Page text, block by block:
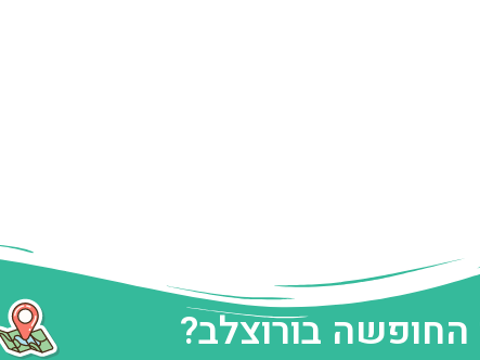
החופשה בורוצלב?